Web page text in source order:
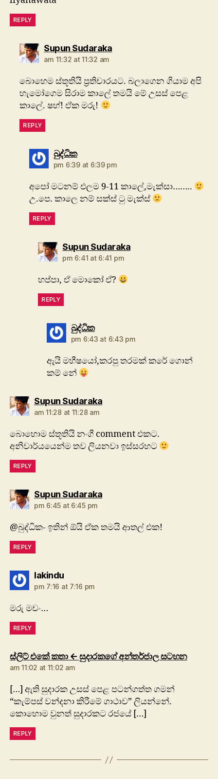
REPLY
Supun Sudarakasays:
am 11:32 at 11:32 am
බොහෙම ස්තූතියි ප්‍රතිචාරයට. බලාගෙන ගියාම අපි
හැමෝගෙම සිරාම කාලේ තමයි මේ උසස් පෙළ
කාලේ. ෂහ්! ඒක මරු!
REPLY
බුද්ධිකsays:
pm 6:39 at 6:39 pm
අපෝ මටනම් එලම 9-11 කාලේ,මැක්සා……..
උ.පෙ. කාලෙ නම් සක්ස් ටු මැක්ස්
REPLY
Supun Sudarakasays:
pm 6:41 at 6:41 pm
හප්පා, ඒ මොකෝ ඒ?
REPLY
බුද්ධිකsays:
pm 6:43 at 6:43 pm
ඇයි මහීෂයෝ,කරපු තරමක් කරේ ගොන්
කම් නේ
Supun Sudarakasays:
am 11:28 at 11:28 am
‍‍බොහොම ස්තූතියි නංගී comment එකට.
අනිවාර්යයෙන්ම තව ලියනවා ඉස්සරහට
REPLY
Supun Sudarakasays:
pm 6:45 at 6:45 pm
@බුද්ධික- ඉතින් ඕයි ඒක තමයි ආතල් එක!
REPLY
lakindusays:
pm 7:16 at 7:16 pm
මරු මචං…
REPLY
ස්ලිට් එකේ කතා ← සුදාරකගේ අන්තර්ජාල සටහනsays:
am 11:02 at 11:02 am
[…] ඇති සුදාරක උසස් පෙළ පටන්ගත්ත ගමන්
“කැම්පස් වන්දනා කිරීමේ ගාථාව” ලියන්නේ.
කොහොම වුනත් සුදාරකට රජයේ […]
REPLY